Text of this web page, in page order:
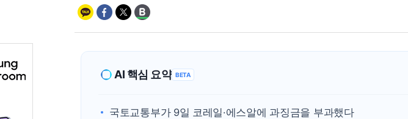
AI 핵심 요약 BETA
국토교통부가 9일 코레일·에스알에 과징금을 부과했다